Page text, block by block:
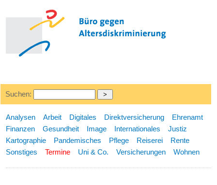
Suchen:
Analysen Arbeit Digitales Direktversicherung
Ehrenamt
Finanzen
Gesundheit Image Internationales
Justiz
Kartographie
Pandemisches Pflege Reiserei
Rente
Sonstiges
Termine Uni & Co. Versicherungen Wohnen